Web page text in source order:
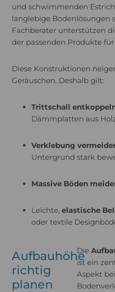
und schwimmenden
langlebige Bodenlösungen
Fachberater unterstützen
der passenden Produkte
Diese Konstruktionen
Geräuschen. Deshalb gilt:
Trittschall
Dämmplatten aus
Verklebung
Untergrund stark
Massive Böden
Leichte, elastische
oder textile
Aufbauhöhe
richtig
planen
Die
ist ein
Aspekt